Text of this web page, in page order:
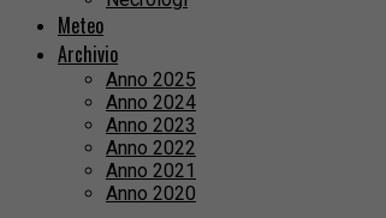
Meteo
Archivio
Anno 2025
Anno 2024
Anno 2023
Anno 2022
Anno 2021
Anno 2020